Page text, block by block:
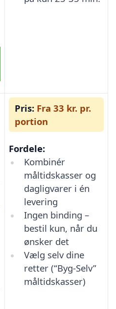
Pris: Fra 33 kr. pr.
portion
Fordele:
Kombinér
måltidskasser og
dagligvarer i én
levering
Ingen binding –
bestil kun, når du
ønsker det
Vælg selv dine
retter (“Byg-Selv”
måltidskasser)